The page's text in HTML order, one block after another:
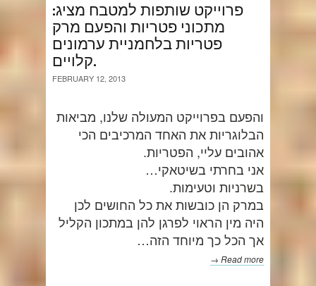
פרוייקט שותפות למטבח מציג:
מתכוני פטריות והפעם מרק
פטריות בלחמניית ערמונים
קלויים.
FEBRUARY 12, 2013
והפעם בפרוייקט המעולה שלנו, מביאות
הבלוגריות את האחד המרכיבים הכי
אהובים עליי, הפטריות.
אני בחרתי בשיטאקי…
בשרניות וטעימות.
במרק הן כובשות את כל החושים לכן
היה מין הראוי לפרגן להן במתכון הקליל
אך הכל כך מיוחד הזה…
Read more →